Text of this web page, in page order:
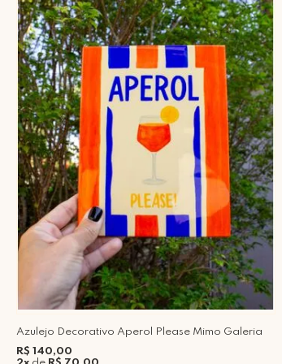
Azulejo Decorativo Aperol Please Mimo Galeria
R$ 140,00